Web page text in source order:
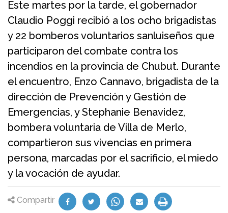
Este martes por la tarde, el gobernador
Claudio Poggi recibió a los ocho brigadistas
y 22 bomberos voluntarios sanluiseños que
participaron del combate contra los
incendios en la provincia de Chubut. Durante
el encuentro, Enzo Cannavo, brigadista de la
dirección de Prevención y Gestión de
Emergencias, y Stephanie Benavidez,
bombera voluntaria de Villa de Merlo,
compartieron sus vivencias en primera
persona, marcadas por el sacrificio, el miedo
y la vocación de ayudar.
Compartir